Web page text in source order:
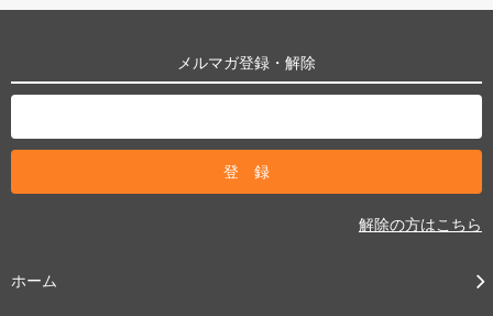
メルマガ登録・解除
解除の方はこちら
ホーム